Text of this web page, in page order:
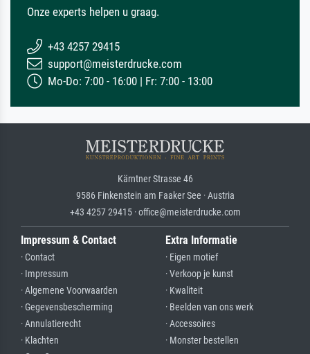
Onze experts helpen u graag.
+43 4257 29415
support@meisterdrucke.com
Mo-Do: 7:00 - 16:00 | Fr: 7:00 - 13:00
Kärntner Strasse 46
9586 Finkenstein am Faaker See · Austria
+43 4257 29415 · office@meisterdrucke.com
Impressum & Contact
· Contact
· Impressum
· Algemene Voorwaarden
· Gegevensbescherming
· Annulatierecht
· Klachten
Extra Informatie
· Eigen motief
· Verkoop je kunst
· Kwaliteit
· Beelden van ons werk
· Accessoires
· Monster bestellen